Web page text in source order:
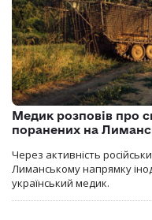
Медик розповів про
поранених на
Через активність
Лиманському напрямку
український медик.